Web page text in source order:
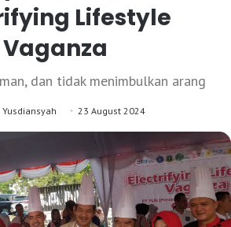
Lifestyle
Vaganza
dan tidak menimbulkan arang
Yusdiansyah 23 August 2024